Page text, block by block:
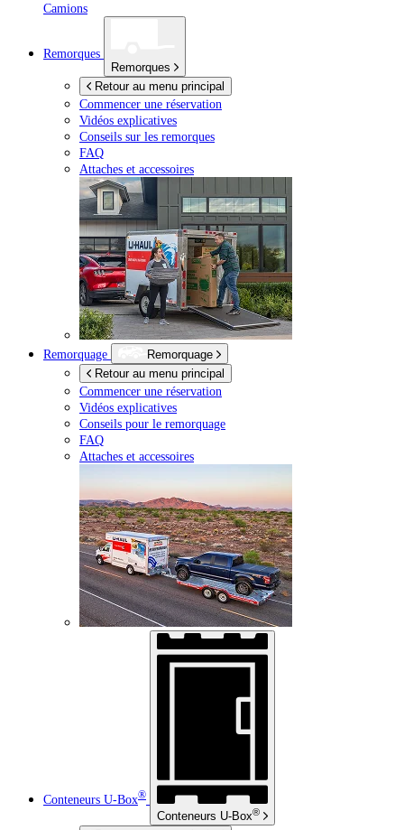
Camions
Remorques
Remorques
Retour au menu principal
Commencer une réservation
Vidéos explicatives
Conseils sur les remorques
FAQ
Attaches et accessoires
Remorquage
Remorquage
Retour au menu principal
Commencer une réservation
Vidéos explicatives
Conseils pour le remorquage
FAQ
Attaches et accessoires
Conteneurs U-Box®
Conteneurs U-Box®